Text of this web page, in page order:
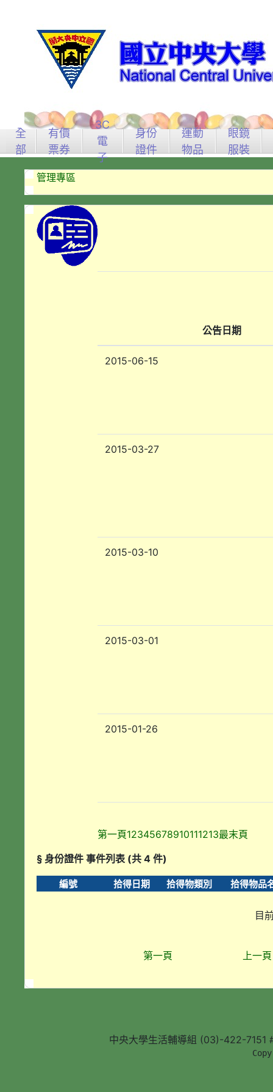
全
部
有價
票券
3C
電
子
身份
證件
運動
物品
眼鏡
服裝
管理專區
公告日期
2015-06-15
2015-03-27
2015-03-10
2015-03-01
2015-01-26
第一頁12345678910111213最末頁
§ 身份證件 事件列表 (共 4 件)
編號 拾得日期 拾得物類別 拾得物品
目
第一頁 上一頁
中央大學生活輔導組 (03)-422-7151